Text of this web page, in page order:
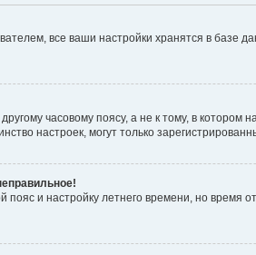
все ваши настройки хранятся в базе
часовому поясу, а не к тому, в котором
настроек, могут только
пояс и настройку летнего времени, но